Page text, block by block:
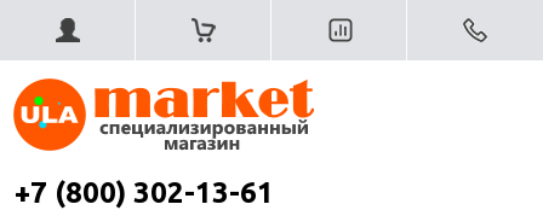
+7 (800) 302-13-61